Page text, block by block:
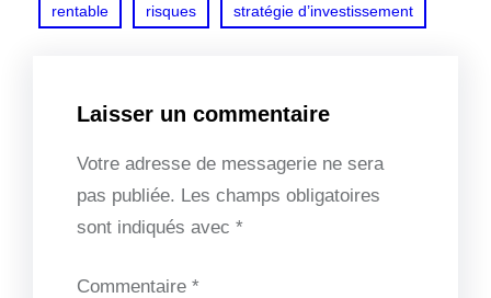
rentable risques stratégie d’investissement
Laisser un commentaire
Votre adresse de messagerie ne sera
pas publiée. Les champs obligatoires
sont indiqués avec *
Commentaire *